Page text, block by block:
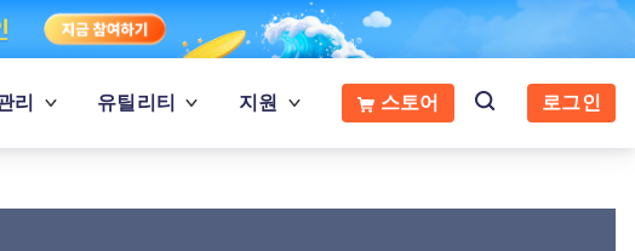
리 유틸리티 지원 스토어 로그인